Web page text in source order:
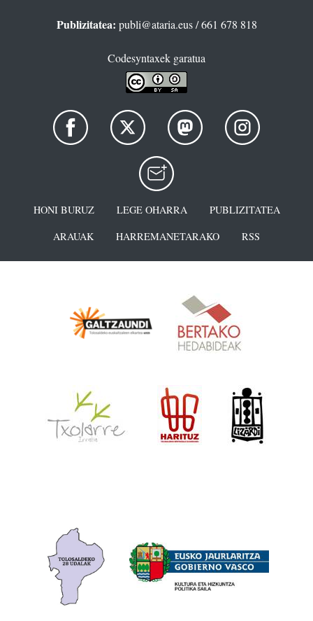
Publizitatea: publi@ataria.eus/ 661 678 818
Codesyntaxek garatua
HONI BURUZ LEGE OHARRA
PUBLIZITATEA
ARAUAK
HARREMANETARAKO RSS